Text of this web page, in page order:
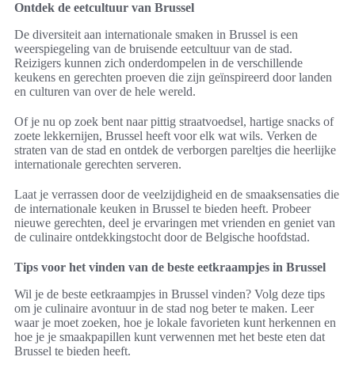
Ontdek de eetcultuur van Brussel
De diversiteit aan internationale smaken in Brussel is een
weerspiegeling van de bruisende eetcultuur van de stad.
Reizigers kunnen zich onderdompelen in de verschillende
keukens en gerechten proeven die zijn geïnspireerd door landen
en culturen van over de hele wereld.
Of je nu op zoek bent naar pittig straatvoedsel, hartige snacks of
zoete lekkernijen, Brussel heeft voor elk wat wils. Verken de
straten van de stad en ontdek de verborgen pareltjes die heerlijke
internationale gerechten serveren.
Laat je verrassen door de veelzijdigheid en de smaaksensaties die
de internationale keuken in Brussel te bieden heeft. Probeer
nieuwe gerechten, deel je ervaringen met vrienden en geniet van
de culinaire ontdekkingstocht door de Belgische hoofdstad.
Tips voor het vinden van de beste eetkraampjes in Brussel
Wil je de beste eetkraampjes in Brussel vinden? Volg deze tips
om je culinaire avontuur in de stad nog beter te maken. Leer
waar je moet zoeken, hoe je lokale favorieten kunt herkennen en
hoe je je smaakpapillen kunt verwennen met het beste eten dat
Brussel te bieden heeft.